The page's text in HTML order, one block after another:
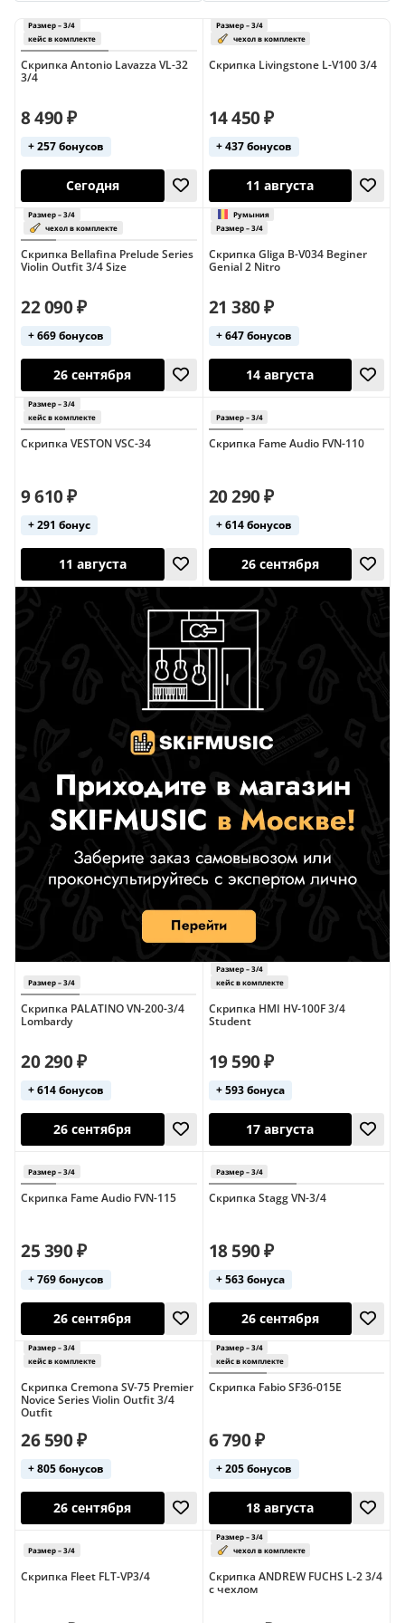
Scherl and Roth
Tomas Vagner
Veston
Gewa (1/4)
Gewa (4/4)
Gliga (1/4)
Gliga (белые)
Hora (4/4)
Yamaha (4/4)
Белые (4/4)
Германия
Для детей
Для начинающих
Дорогие
Китай
Коричневые
Профессиональные
Румыния
Фиолетовые
Чёрные
Скрипка Antonio Lavazza VL-32
3/4
Размер – 3/4
кейс в комплекте
8 490 ₽
+ 257 бонусов
Сегодня
Скрипка Livingstone L-V100 3/4
14 450 ₽
+ 437 бонусов
11 августа
Скрипка Bellafina Prelude Series
Violin Outfit 3/4 Size
чехол в комплекте
22 090 ₽
+ 669 бонусов
Скрипка Gliga B-V034 Beginer
Genial 2 Nitro
21 380 ₽
+ 647 бонусов
Скрипка VESTON VSC-34
9 610 ₽
+ 291 бонус
Скрипка Fame Audio FVN-110
20 290 ₽
+ 614 бонусов
Скрипка PALATINO VN-200-3/4
Lombardy
Размер – 3/4
20 290 ₽
+ 614 бонусов
26 сентября
Скрипка HMI HV-100F 3/4
Student
кейс в комплекте
19 590 ₽
+ 593 бонуса
17 августа
Скрипка Fame Audio FVN-115
25 390 ₽
+ 769 бонусов
26 сентября
Скрипка Stagg VN-3/4
18 590 ₽
+ 563 бонуса
26 сентября
Скрипка Cremona SV-75 Premier
Novice Series Violin Outfit 3/4
Outfit
26 590 ₽
+ 805 бонусов
Скрипка Fabio SF36-015E
6 790 ₽
+ 205 бонусов
Скрипка Fleet FLT-VP3/4
Скрипка ANDREW FUCHS L-2 3/4
с чехлом